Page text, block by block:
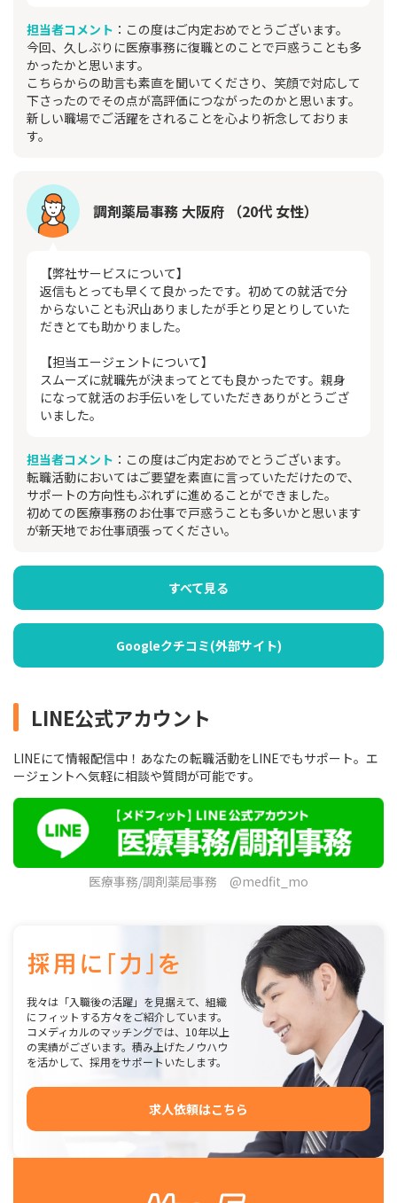
担当者コメント ：この度はご内定おめでとうございます。
今回、久しぶりに医療事務に復職とのことで戸惑うことも多
かったかと思います。
こちらからの助言も素直を聞いてくださり、笑顔で対応して
下さったのでその点が高評価につながったのかと思います。
新しい職場でご活躍をされることを心より祈念しておりま
す。
調剤薬局事務 大阪府 （20代 女性）
【弊社サービスについて】
返信もとっても早くて良かったです。初めての就活で分
からないことも沢山ありましたが手とり足とりしていた
だきとても助かりました。
【担当エージェントについて】
スムーズに就職先が決まってとても良かったです。親身
になって就活のお手伝いをしていただきありがとうござ
いました。
担当者コメント ：この度はご内定おめでとうございます。
転職活動においてはご要望を素直に言っていただけたので、
サポートの方向性もぶれずに進めることができました。
初めての医療事務のお仕事で戸惑うことも多いかと思います
が新天地でお仕事頑張ってください。
すべて見る
Googleクチコミ(外部サイト)
LINE公式アカウント
LINEにて情報配信中！あなたの転職活動をLINEでもサポート。エ
ージェントへ気軽に相談や質問が可能です。
医療事務/調剤薬局事務 @medfit_mo
我々は「入職後の活躍」を見据えて、組織
にフィットする方々をご紹介しています。
コメディカルのマッチングでは、10年以上
の実績がございます。積み上げたノウハウ
を活かして、採用をサポートいたします。
求人依頼はこちら